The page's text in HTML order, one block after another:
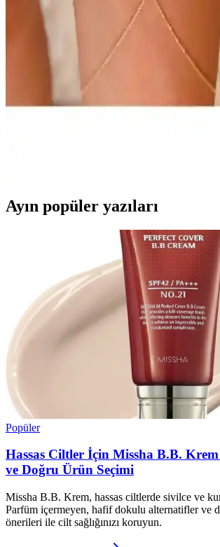
Yansıtan Şık ve Fonksiyonel
Günümüzde çeşitli tarzlara uygun modern altın
estetik ve fonksiyonellik sunarak kadınların
olanak tanır. Farklı tasarımlarla şıklığınızı
Modern Altın Kaplama El
Dayanıklılığın Buluşması
Ayın popüler yazıları
Popüler
Hassas Ciltler İçin Missha B.B.
ve Doğru Ürün Seçimi
Missha B.B. Krem, hassas ciltlerde sivilce ve
Parfüm içermeyen, hafif dokulu alternatifler ve
önerileri ile cilt sağlığınızı koruyun.